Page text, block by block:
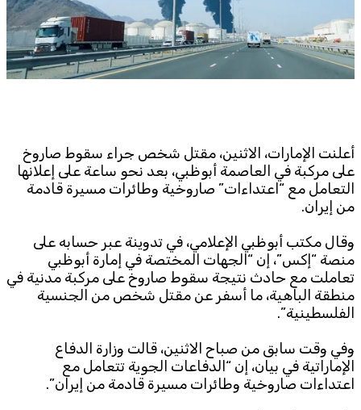
Privacy Policy
Terms Of Use
Cookies Policy
TTV
TTV Plus
Download the app
© 2025. All Rights Reserved. ByKoein
أعلنت الإمارات، الاثنين، مقتل شخص جراء سقوط صاروخ
على مركبة في العاصمة أبوظبي، بعد نحو ساعة على إعلانها
التعامل مع “اعتداءات” صاروخية وطائرات مسيرة قادمة
من إيران.
وقال مكتب أبوظبي الإعلامي، في تدوينة عبر حسابه على
منصة “إكس”، إن “الجهات المختصة في إمارة أبوظبي
تعاملت مع حادث نتيجة سقوط صاروخ على مركبة مدنية في
منطقة الباهية، ما أسفر عن مقتل شخص من الجنسية
الفلسطينية”.
وفي وقت سابق من صباح الاثنين، قالت وزارة الدفاع
الإماراتية في بيان، إن “الدفاعات الجوية تتعامل مع
اعتداءات صاروخية وطائرات مسيرة قادمة من إيران”.